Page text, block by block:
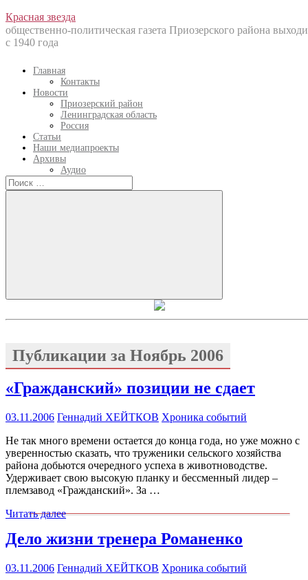
Перейти
к
содержанию
Красная звезда
общественно-политическая газета Приозерского района
с 1940 года
Главная
Контакты
Новости
Приозерский район
Ленинградская область
Россия
Статьи
Наши медиапроекты
Архивы
Аудио
Искать:
Искать
Публикации за Ноябрь 2006
«Гражданский» позиции не сдает
03.11.2006 Геннадий ХЕЙТКОВ Хроника событий
Не так много времени остается до конца года, но уже можно с
уверенностью сказать, что труженики сельского хозяйства
района добьются очередного успеха в животноводстве.
Удерживает свою высокую планку и бессменный лидер –
племзавод «Гражданский». За …
Читать далее
Дело жизни тренера Романенко
03.11.2006 Геннадий ХЕЙТКОВ Хроника событий